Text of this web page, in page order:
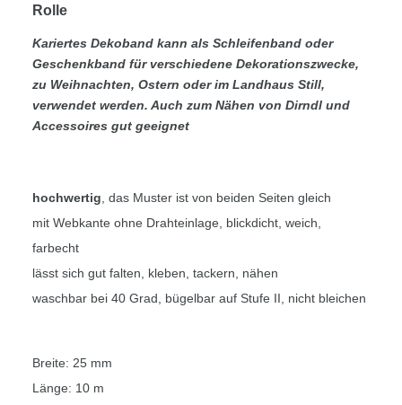
Rolle
Kariertes Dekoband kann als Schleifenband oder
Geschenkband für verschiedene Dekorationszwecke,
zu Weihnachten, Ostern oder im Landhaus Still,
verwendet werden. Auch zum Nähen von Dirndl und
Accessoires gut geeignet
hochwertig, das Muster ist von beiden Seiten gleich
mit Webkante ohne Drahteinlage, blickdicht, weich,
farbecht
lässt sich gut falten, kleben, tackern, nähen
waschbar bei 40 Grad, bügelbar auf Stufe II, nicht bleichen
Breite: 25 mm
Länge: 10 m